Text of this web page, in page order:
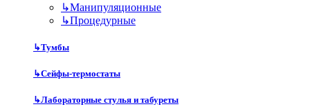
↳Манипуляционные
↳Процедурные
↳Тумбы
↳Сейфы-термостаты
↳Лабораторные стулья и табуреты